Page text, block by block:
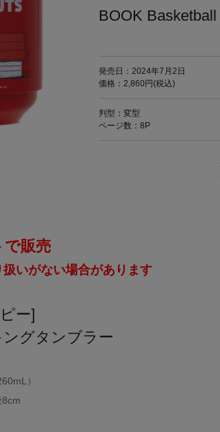
BOOK Basketball
発売日：2024年7月2日
価格：2,860円(税込)
判型：変型
ページ数：8P
で販売
いがない場合があります
ー]
グタンブラー
）